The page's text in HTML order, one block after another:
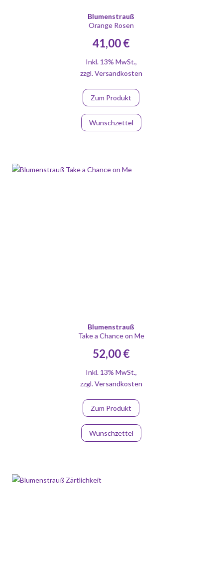
Blumenstrauß
Orange Rosen
41,00 €
Inkl. 13% MwSt.,
zzgl.Versandkosten
Zum Produkt
Wunschzettel
Blumenstrauß
Take a Chance on Me
52,00 €
Inkl. 13% MwSt.,
zzgl.Versandkosten
Zum Produkt
Wunschzettel